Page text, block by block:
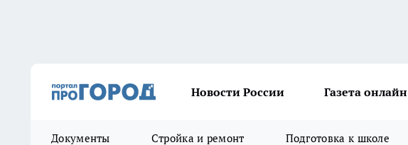
Новости России Газета онлайн
Документы Стройка и ремонт Подготовка к школе